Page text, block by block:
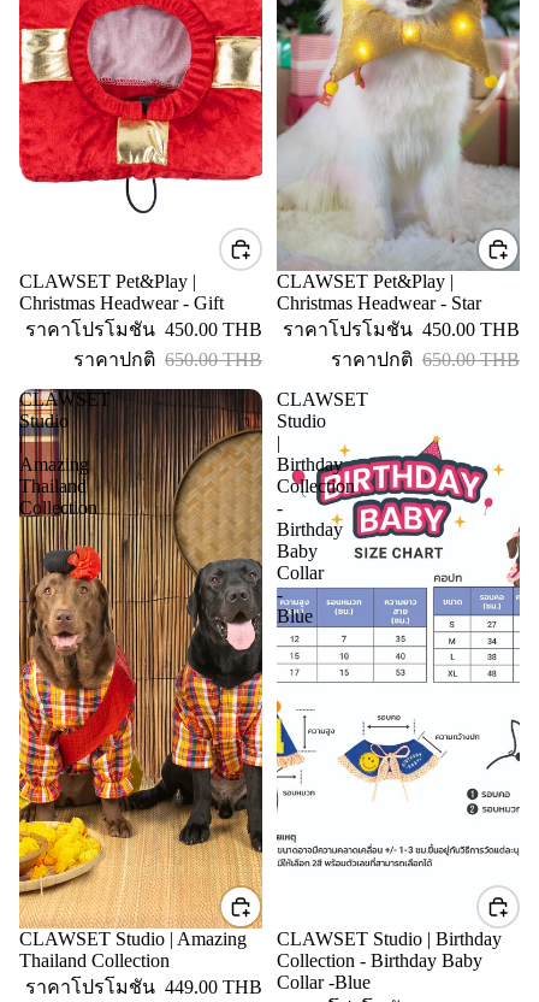
ลดราคา
CLAWSET Pet&Play |
Christmas Headwear - Gift
ราคาโปรโมชัน 450.00 THB
ราคาปกติ 650.00 THB
ลดราคา
CLAWSET Pet&Play |
Christmas Headwear - Star
ราคาโปรโมชัน 450.00 THB
ราคาปกติ 650.00 THB
CLAWSET
Studio
|
Amazing
Thailand
Collection
ลดราคา
CLAWSET Studio | Amazing
Thailand Collection
ราคาโปรโมชัน 449.00 THB
CLAWSET
Studio
|
Birthday
Collection
-
Birthday
Baby
Collar
-
Blue
CLAWSET Studio | Birthday
Collection - Birthday Baby
Collar -Blue